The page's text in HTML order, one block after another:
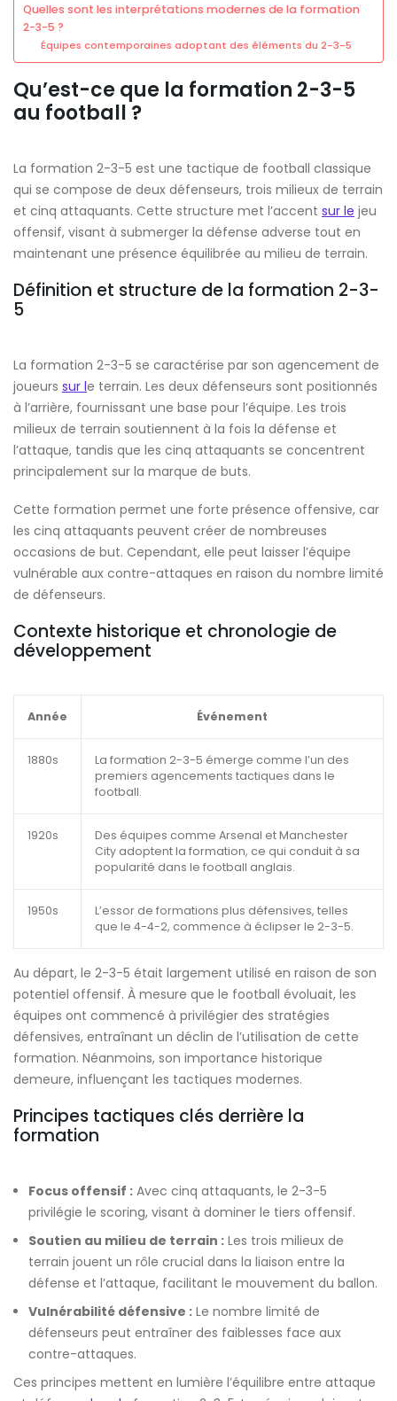
Quelles sont les interprétations modernes de la formation
2-3-5 ?
Équipes contemporaines adoptant des éléments du 2-3-5
Qu’est-ce que la formation 2-3-5
au football ?
La formation 2-3-5 est une tactique de football classique
qui se compose de deux défenseurs, trois milieux de terrain
et cinq attaquants. Cette structure met l’accent sur le jeu
offensif, visant à submerger la défense adverse tout en
maintenant une présence équilibrée au milieu de terrain.
Définition et structure de la formation 2-3-
5
La formation 2-3-5 se caractérise par son agencement de
joueurs sur le terrain. Les deux défenseurs sont positionnés
à l’arrière, fournissant une base pour l’équipe. Les trois
milieux de terrain soutiennent à la fois la défense et
l’attaque, tandis que les cinq attaquants se concentrent
principalement sur la marque de buts.
Cette formation permet une forte présence offensive, car
les cinq attaquants peuvent créer de nombreuses
occasions de but. Cependant, elle peut laisser l’équipe
vulnérable aux contre-attaques en raison du nombre limité
de défenseurs.
Contexte historique et chronologie de
développement
Année Événement
1880s
La formation 2-3-5 émerge comme l’un des
premiers agencements tactiques dans le
football.
1920s
Des équipes comme Arsenal et Manchester
City adoptent la formation, ce qui conduit à sa
popularité dans le football anglais.
1950s
L’essor de formations plus défensives, telles
que le 4-4-2, commence à éclipser le 2-3-5.
Au départ, le 2-3-5 était largement utilisé en raison de son
potentiel offensif. À mesure que le football évoluait, les
équipes ont commencé à privilégier des stratégies
défensives, entraînant un déclin de l’utilisation de cette
formation. Néanmoins, son importance historique
demeure, influençant les tactiques modernes.
Principes tactiques clés derrière la
formation
Focus offensif : Avec cinq attaquants, le 2-3-5
privilégie le scoring, visant à dominer le tiers offensif.
Soutien au milieu de terrain : Les trois milieux de
terrain jouent un rôle crucial dans la liaison entre la
défense et l’attaque, facilitant le mouvement du ballon.
Vulnérabilité défensive : Le nombre limité de
défenseurs peut entraîner des faiblesses face aux
contre-attaques.
Ces principes mettent en lumière l’équilibre entre attaque